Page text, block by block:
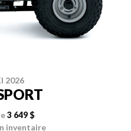
2026
3 649 $
inventaire